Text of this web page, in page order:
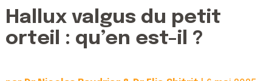
Hallux valgus du petit
orteil : qu’en est-il ?